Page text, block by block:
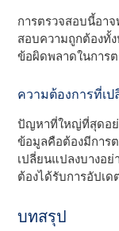
การตรวจสอบนี้อา
สอบความถูกต้องทั้
ข้อผิดพลาดในการ
ความต้องการที่เ
ปัญหาที่ใหญ่ที่สุดอย่
ข้อมูลคือต้องมีการ
เปลี่ยนแปลงบางอ
ต้องได้รับการอัปเ
บทสรุป